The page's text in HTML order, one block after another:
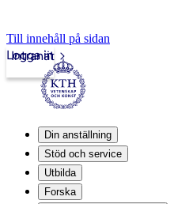
Till innehåll på sidan
Intranät
Logga in
Din anställning
Stöd och service
Utbilda
Forska